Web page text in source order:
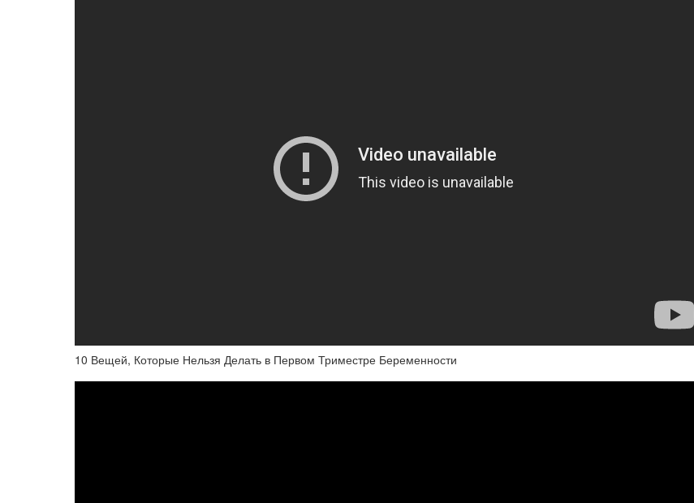
10 Вещей, Которые Нельзя Делать в Первом Триместре Беременности